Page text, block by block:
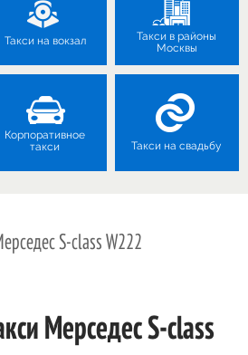
Такси на вокзал
Такси в районы
Москвы
Корпоративное
такси
Такси на свадьбу
S-class W222
Мерседес S-class